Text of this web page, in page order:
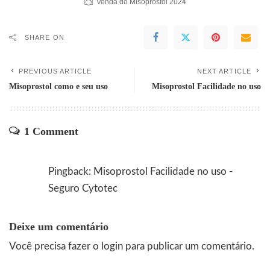
Venda do Misoprostol 2024
SHARE ON
PREVIOUS ARTICLE
Misoprostol como e seu uso
NEXT ARTICLE
Misoprostol Facilidade no uso
1 Comment
Pingback: Misoprostol Facilidade no uso -
Seguro Cytotec
Deixe um comentário
Você precisa fazer o login para publicar um comentário.